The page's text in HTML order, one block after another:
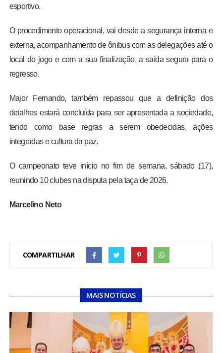
esportivo.
O procedimento operacional, vai desde a segurança interna e
externa, acompanhamento de ônibus com as delegações até o
local do jogo e com a sua finalização, a saída segura para o
regresso.
Major Fernando, também repassou que a definição dos
detalhes estará concluída para ser apresentada a sociedade,
tendo como base regras a serem obedecidas, ações
integradas e cultura da paz.
O campeonato teve início no fim de semana, sábado (17),
reunindo 10 clubes na disputa pela taça de 2026.
Marcelino Neto
COMPARTILHAR
MAIS NOTÍCIAS